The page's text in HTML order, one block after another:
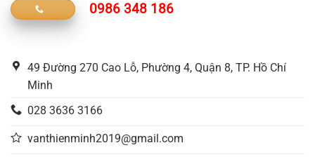
0986 348 186
49 Đường 270 Cao Lỗ, Phường 4, Quận 8, TP. Hồ Chí
Minh
028 3636 3166
vanthienminh2019@gmail.com